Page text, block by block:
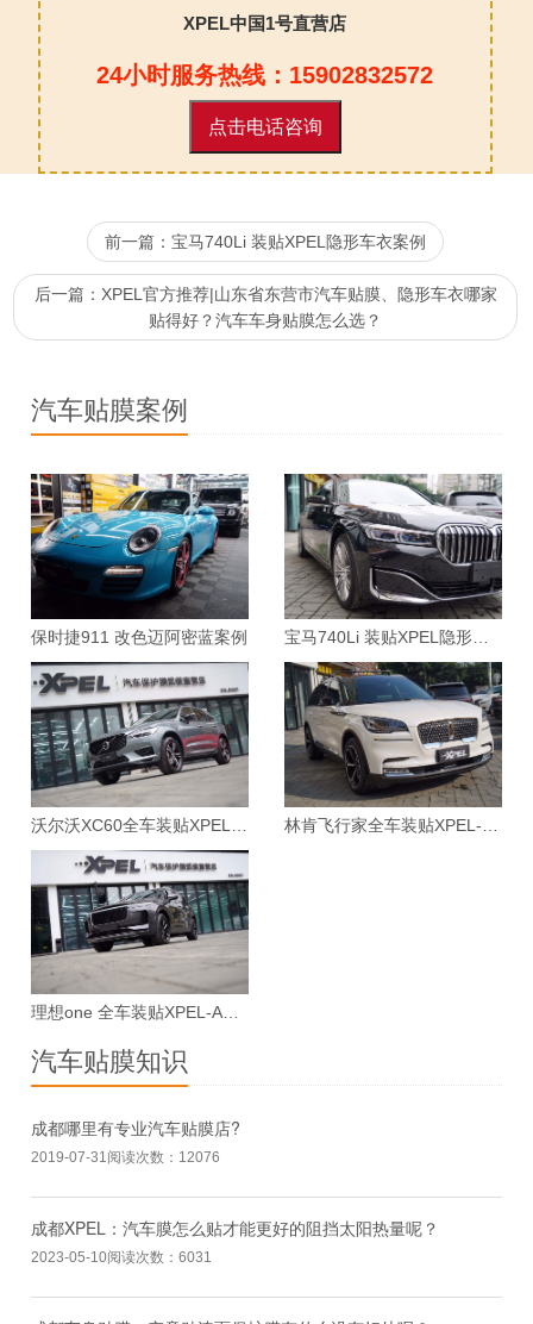
XPEL中国1号直营店
24小时服务热线：15902832572
点击电话咨询
前一篇：宝马740Li 装贴XPEL隐形车衣案例
后一篇：XPEL官方推荐|山东省东营市汽车贴膜、隐形车衣哪家
贴得好？汽车车身贴膜怎么选？
汽车贴膜案例
保时捷911 改色迈阿密蓝案例
理想one 全车装贴XPEL-ARES漆面保护膜案例
汽车贴膜知识
成都哪里有专业汽车贴膜店?
2019-07-31阅读次数：12076
成都XPEL：汽车膜怎么贴才能更好的阻挡太阳热量呢？
2023-05-10阅读次数：6031